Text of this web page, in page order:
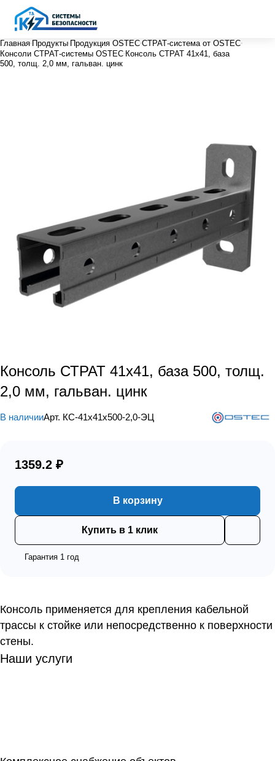
Главная Продукты Продукция OSTEC СТРАТ-система от OSTEC
Консоли СТРАТ-системы OSTEC Консоль СТРАТ 41х41, база
500, толщ. 2,0 мм, гальван. цинк
Консоль СТРАТ 41х41, база 500, толщ.
2,0 мм, гальван. цинк
В наличииАрт. КС-41х41х500-2,0-ЭЦ
1359.2 ₽
В корзину
Купить в 1 клик
Гарантия 1 год
Консоль применяется для крепления кабельной
трассы к стойке или непосредственно к поверхности
стены.
Наши услуги